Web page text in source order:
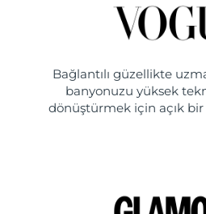
Bağlantılı güzellikte
banyonuzu yüksek
dönüştürmek için açık